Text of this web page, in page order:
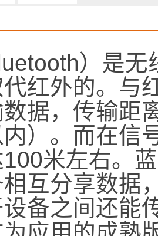
）是
红外的。与
据，传输距
）。而在信
米左右。
互分享数据
设备之间还能